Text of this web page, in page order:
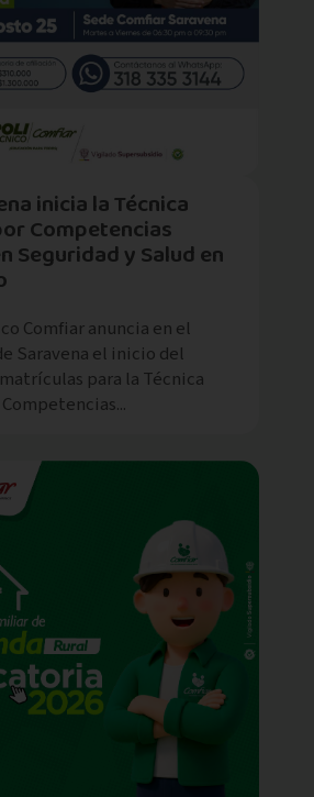
inicia la Técnica
Competencias
Seguridad y Salud en
Comfiar anuncia en el
Saravena el inicio del
para la Técnica